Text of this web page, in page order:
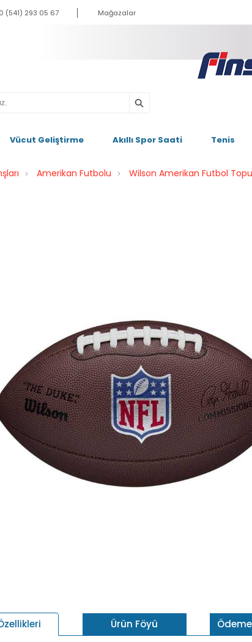
(541) 293 05 67 Mağazalar
Vücut Geliştirme Akıllı Spor Saati Tenis
Amerikan Futbolu Wilson Amerikan Futbol Topu
Ürün Föyü